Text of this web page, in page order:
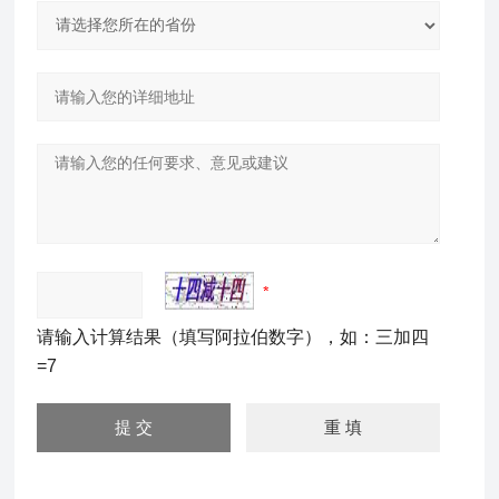
请输入计算结果（填写阿拉伯数字），如：三加四
=7